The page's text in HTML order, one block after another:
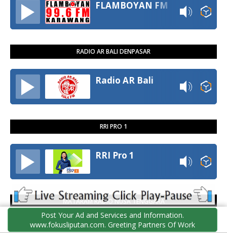
FLAMBOYAN FM
RADIO AR BALI DENPASAR
Radio AR Bali
RRI PRO 1
RRI Pro 1
MATARAM RADIO NUSA TENGGARA
Mataram Radio City
Post Your Ad and Services and Information.
www.fokusliputan.com. Greeting Partners Of Work